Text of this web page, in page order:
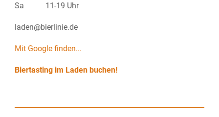
Sa 11-19 Uhr
laden@bierlinie.de
Mit Google finden...
Biertasting im Laden buchen!